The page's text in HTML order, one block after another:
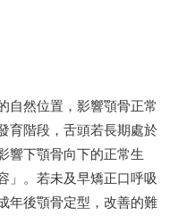
自然位置，影響顎骨正常
育階段，舌頭若長期處於
響下顎骨向下的正常生
」。若未及早矯正口呼吸
年後顎骨定型，改善的難